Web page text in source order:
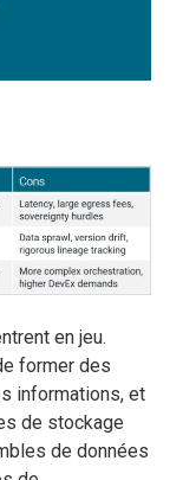
en jeu.
former des
informations, et
de stockage
de données